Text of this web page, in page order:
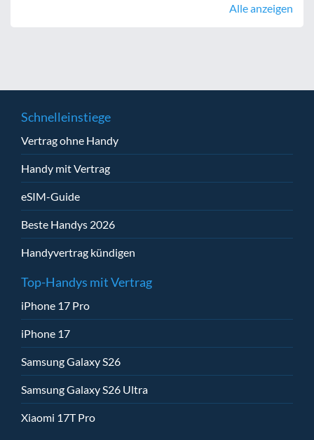
Alle anzeigen
Schnelleinstiege
Vertrag ohne Handy
Handy mit Vertrag
eSIM-Guide
Beste Handys 2026
Handyvertrag kündigen
Top-Handys mit Vertrag
iPhone 17 Pro
iPhone 17
Samsung Galaxy S26
Samsung Galaxy S26 Ultra
Xiaomi 17T Pro